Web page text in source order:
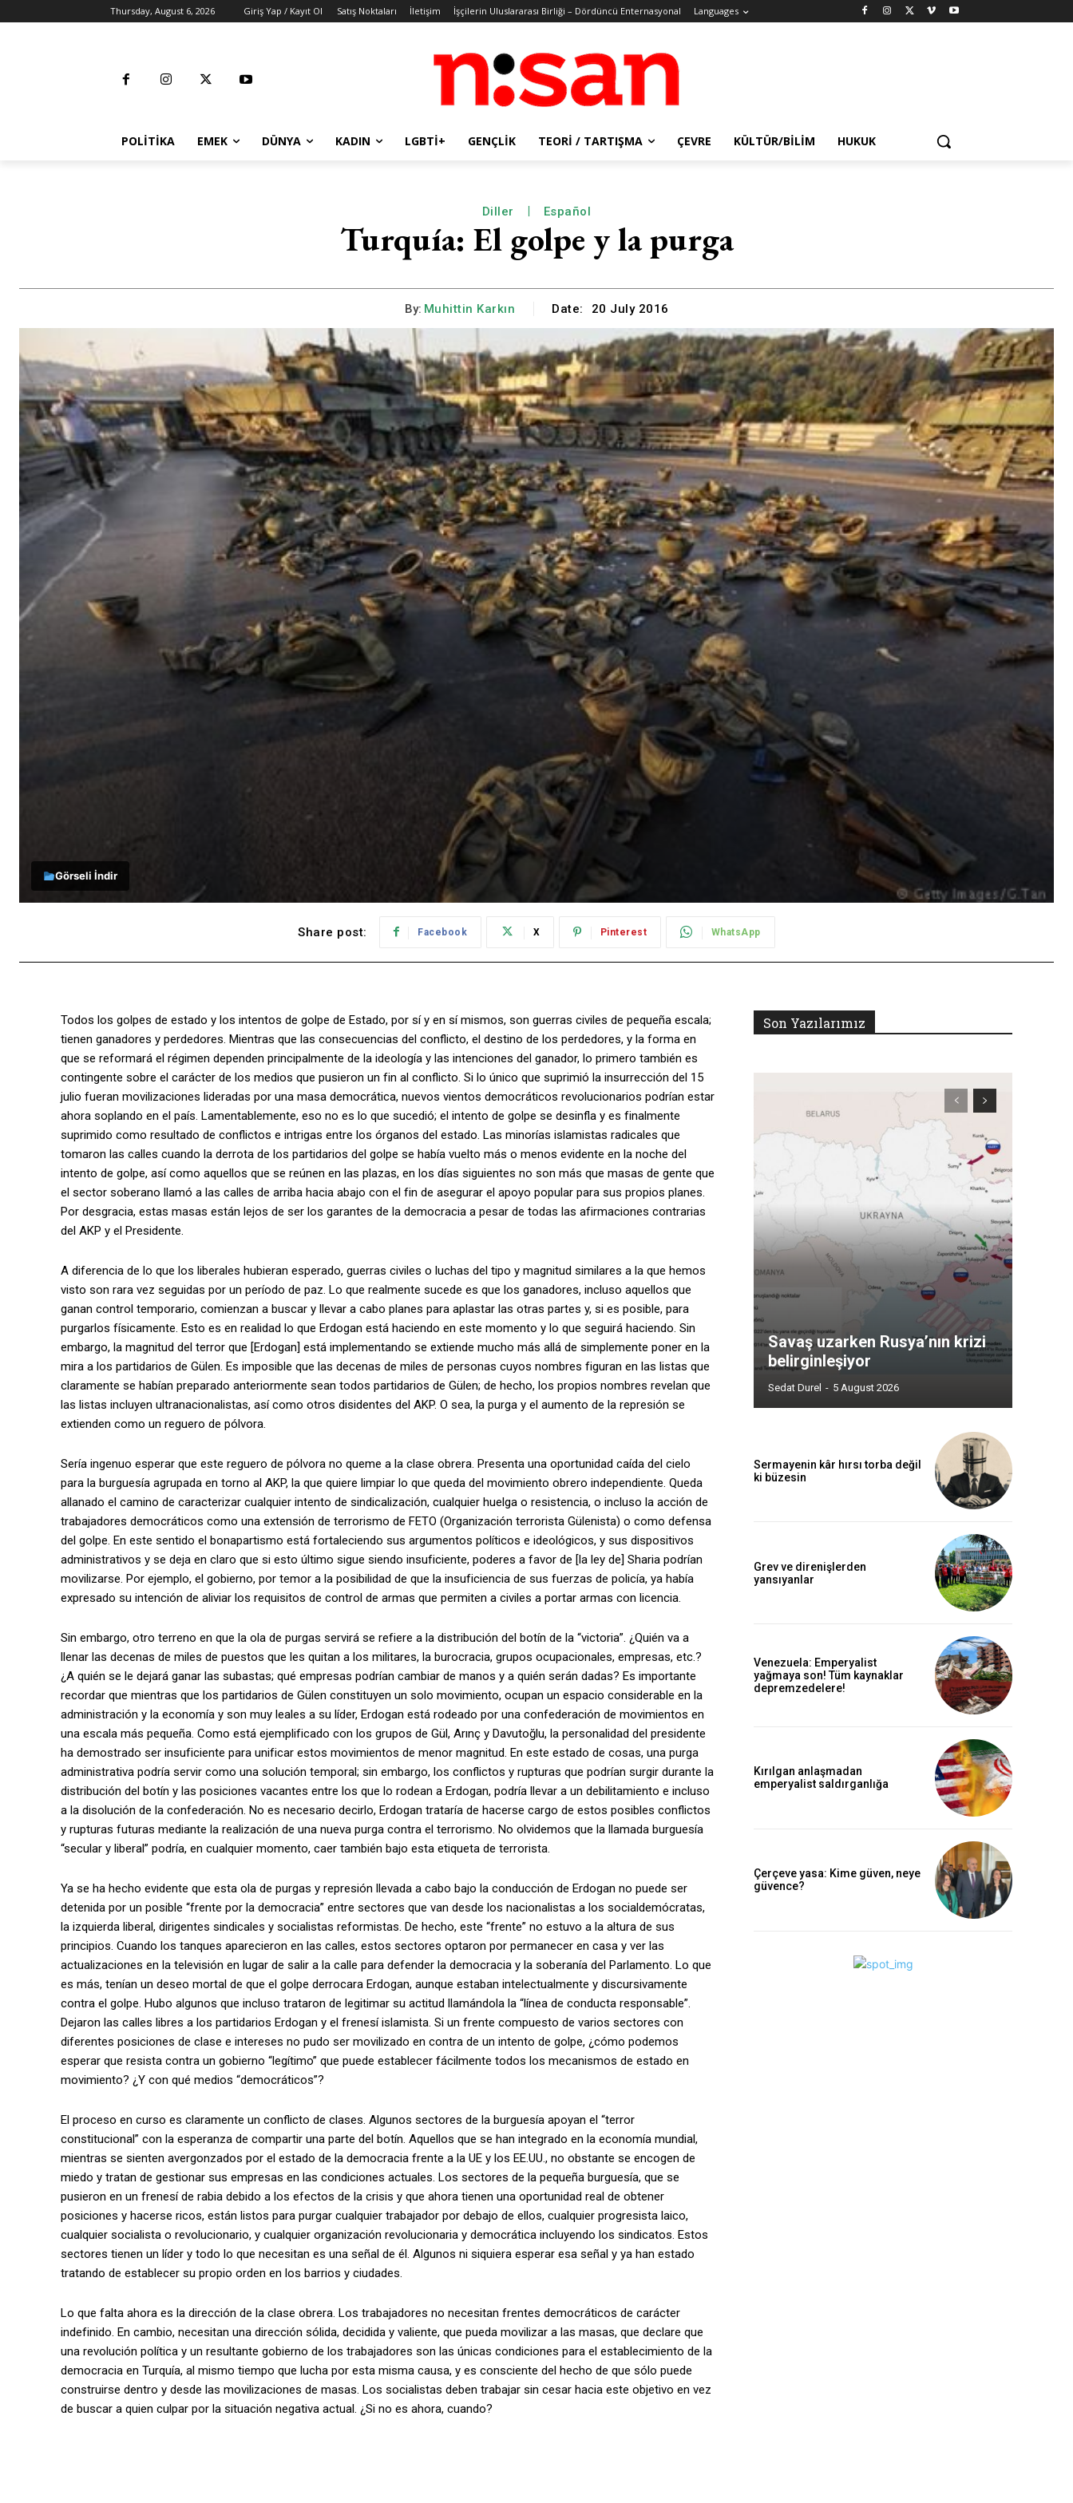
Thursday, August 6, 2026 Giriş Yap / Kayıt Ol Satış Noktaları İletişim İşçilerin Uluslararası Birliği – Dördüncü Enternasyonal Languages
POLITIKA EMEK DÜNYA KADIN LGBTİ+ GENÇLIK TEORI / TARTIŞMA ÇEVRE KÜLTÜR/BILIM HUKUK
Diller Español
Turquía: El golpe y la purga
By: Muhittin Karkın Date: 20 July 2016
Görseli İndir
Share post: Facebook X Pinterest WhatsApp
Todos los golpes de estado y los intentos de golpe de Estado, por sí y en sí mismos, son guerras civiles de pequeña escala;
tienen ganadores y perdedores. Mientras que las consecuencias del conflicto, el destino de los perdedores, y la forma en
que se reformará el régimen dependen principalmente de la ideología y las intenciones del ganador, lo primero también es
contingente sobre el carácter de los medios que pusieron un fin al conflicto. Si lo único que suprimió la insurrección del 15
julio fueran movilizaciones lideradas por una masa democrática, nuevos vientos democráticos revolucionarios podrían estar
ahora soplando en el país. Lamentablemente, eso no es lo que sucedió; el intento de golpe se desinfla y es finalmente
suprimido como resultado de conflictos e intrigas entre los órganos del estado. Las minorías islamistas radicales que
tomaron las calles cuando la derrota de los partidarios del golpe se había vuelto más o menos evidente en la noche del
intento de golpe, así como aquellos que se reúnen en las plazas, en los días siguientes no son más que masas de gente que
el sector soberano llamó a las calles de arriba hacia abajo con el fin de asegurar el apoyo popular para sus propios planes.
Por desgracia, estas masas están lejos de ser los garantes de la democracia a pesar de todas las afirmaciones contrarias
del AKP y el Presidente.
A diferencia de lo que los liberales hubieran esperado, guerras civiles o luchas del tipo y magnitud similares a la que hemos
visto son rara vez seguidas por un período de paz. Lo que realmente sucede es que los ganadores, incluso aquellos que
ganan control temporario, comienzan a buscar y llevar a cabo planes para aplastar las otras partes y, si es posible, para
purgarlos físicamente. Esto es en realidad lo que Erdogan está haciendo en este momento y lo que seguirá haciendo. Sin
embargo, la magnitud del terror que [Erdogan] está implementando se extiende mucho más allá de simplemente poner en la
mira a los partidarios de Gülen. Es imposible que las decenas de miles de personas cuyos nombres figuran en las listas que
claramente se habían preparado anteriormente sean todos partidarios de Gülen; de hecho, los propios nombres revelan que
las listas incluyen ultranacionalistas, así como otros disidentes del AKP. O sea, la purga y el aumento de la represión se
extienden como un reguero de pólvora.
Sería ingenuo esperar que este reguero de pólvora no queme a la clase obrera. Presenta una oportunidad caída del cielo
para la burguesía agrupada en torno al AKP, la que quiere limpiar lo que queda del movimiento obrero independiente. Queda
allanado el camino de caracterizar cualquier intento de sindicalización, cualquier huelga o resistencia, o incluso la acción de
trabajadores democráticos como una extensión de terrorismo de FETO (Organización terrorista Gülenista) o como defensa
del golpe. En este sentido el bonapartismo está fortaleciendo sus argumentos políticos e ideológicos, y sus dispositivos
administrativos y se deja en claro que si esto último sigue siendo insuficiente, poderes a favor de [la ley de] Sharia podrían
movilizarse. Por ejemplo, el gobierno, por temor a la posibilidad de que la insuficiencia de sus fuerzas de policía, ya había
expresado su intención de aliviar los requisitos de control de armas que permiten a civiles a portar armas con licencia.
Sin embargo, otro terreno en que la ola de purgas servirá se refiere a la distribución del botín de la “victoria”. ¿Quién va a
llenar las decenas de miles de puestos que les quitan a los militares, la burocracia, grupos ocupacionales, empresas, etc.?
¿A quién se le dejará ganar las subastas; qué empresas podrían cambiar de manos y a quién serán dadas? Es importante
recordar que mientras que los partidarios de Gülen constituyen un solo movimiento, ocupan un espacio considerable en la
administración y la economía y son muy leales a su líder, Erdogan está rodeado por una confederación de movimientos en
una escala más pequeña. Como está ejemplificado con los grupos de Gül, Arınç y Davutoğlu, la personalidad del presidente
ha demostrado ser insuficiente para unificar estos movimientos de menor magnitud. En este estado de cosas, una purga
administrativa podría servir como una solución temporal; sin embargo, los conflictos y rupturas que podrían surgir durante la
distribución del botín y las posiciones vacantes entre los que lo rodean a Erdogan, podría llevar a un debilitamiento e incluso
a la disolución de la confederación. No es necesario decirlo, Erdogan trataría de hacerse cargo de estos posibles conflictos
y rupturas futuras mediante la realización de una nueva purga contra el terrorismo. No olvidemos que la llamada burguesía
“secular y liberal” podría, en cualquier momento, caer también bajo esta etiqueta de terrorista.
Ya se ha hecho evidente que esta ola de purgas y represión llevada a cabo bajo la conducción de Erdogan no puede ser
detenida por un posible “frente por la democracia” entre sectores que van desde los nacionalistas a los socialdemócratas,
la izquierda liberal, dirigentes sindicales y socialistas reformistas. De hecho, este “frente” no estuvo a la altura de sus
principios. Cuando los tanques aparecieron en las calles, estos sectores optaron por permanecer en casa y ver las
actualizaciones en la televisión en lugar de salir a la calle para defender la democracia y la soberanía del Parlamento. Lo que
es más, tenían un deseo mortal de que el golpe derrocara Erdogan, aunque estaban intelectualmente y discursivamente
contra el golpe. Hubo algunos que incluso trataron de legitimar su actitud llamándola la “línea de conducta responsable”.
Dejaron las calles libres a los partidarios Erdogan y el frenesí islamista. Si un frente compuesto de varios sectores con
diferentes posiciones de clase e intereses no pudo ser movilizado en contra de un intento de golpe, ¿cómo podemos
esperar que resista contra un gobierno “legítimo” que puede establecer fácilmente todos los mecanismos de estado en
movimiento? ¿Y con qué medios “democráticos”?
El proceso en curso es claramente un conflicto de clases. Algunos sectores de la burguesía apoyan el “terror
constitucional” con la esperanza de compartir una parte del botín. Aquellos que se han integrado en la economía mundial,
mientras se sienten avergonzados por el estado de la democracia frente a la UE y los EE.UU., no obstante se encogen de
miedo y tratan de gestionar sus empresas en las condiciones actuales. Los sectores de la pequeña burguesía, que se
pusieron en un frenesí de rabia debido a los efectos de la crisis y que ahora tienen una oportunidad real de obtener
posiciones y hacerse ricos, están listos para purgar cualquier trabajador por debajo de ellos, cualquier progresista laico,
cualquier socialista o revolucionario, y cualquier organización revolucionaria y democrática incluyendo los sindicatos. Estos
sectores tienen un líder y todo lo que necesitan es una señal de él. Algunos ni siquiera esperar esa señal y ya han estado
tratando de establecer su propio orden en los barrios y ciudades.
Lo que falta ahora es la dirección de la clase obrera. Los trabajadores no necesitan frentes democráticos de carácter
indefinido. En cambio, necesitan una dirección sólida, decidida y valiente, que pueda movilizar a las masas, que declare que
una revolución política y un resultante gobierno de los trabajadores son las únicas condiciones para el establecimiento de la
democracia en Turquía, al mismo tiempo que lucha por esta misma causa, y es consciente del hecho de que sólo puede
construirse dentro y desde las movilizaciones de masas. Los socialistas deben trabajar sin cesar hacia este objetivo en vez
de buscar a quien culpar por la situación negativa actual. ¿Si no es ahora, cuando?
Son Yazılarımız
Savaş uzarken Rusya’nın krizi
belirginleşiyor
Sedat Durel - 5 August 2026
Sermayenin kâr hırsı torba değil
ki büzesin
Grev ve direnişlerden
yansıyanlar
Venezuela: Emperyalist
yağmaya son! Tüm kaynaklar
depremzedelere!
Kırılgan anlaşmadan
emperyalist saldırganlığa
Çerçeve yasa: Kime güven, neye
güvence?